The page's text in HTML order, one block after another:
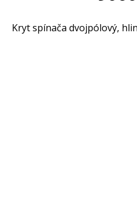
Kryt spínača dvojpólový,